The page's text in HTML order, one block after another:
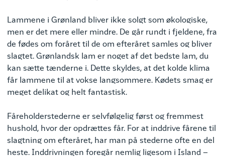
Lammene i Grønland bliver ikke solgt som økologiske,
men er det mere eller mindre. De går rundt i fjeldene, fra
de fødes om foråret til de om efteråret samles og bliver
slagtet. Grønlandsk lam er noget af det bedste lam, du
kan sætte tænderne i. Dette skyldes, at det kolde klima
får lammene til at vokse langsommere. Kødets smag er
meget delikat og helt fantastisk.
Fåreholderstederne er selvfølgelig først og fremmest
hushold, hvor der opdrættes får. For at inddrive fårene til
slagtning om efteråret, har man på stederne ofte en del
heste. Inddrivningen foregår nemlig ligesom i Island –